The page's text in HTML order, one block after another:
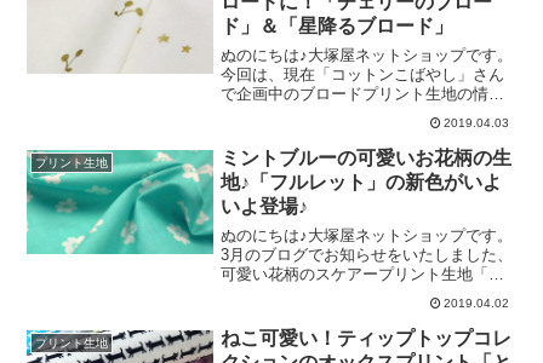
ク以外は、比較的濃いカラーです。左か
ら順に、「ブルーグレー」「グレー」
「マスタード」を並べました。花柄ブロ
ードプリント生地といえば「ポーチ」や
「巾着袋」などに最適ですが、今回の柄
は「襟つきメンズシャツ」などの作品が
想像できました。（特にグレーは、かっ
こいい仕上がりになりそうな気がしま
す）さりげないお洒落として、ポーチや
バッグなど袋物の「裏地」
ド」＆「星降るブロード」
ぬのにちは♪大塚屋ネットショップです。
今回は、現在「コットンこばやし」さん
で企画中のブロードプリント生地の情報
を、大公開いたします♪企画にあたり焦点
となりましたのが、ロングセラー「星降
る大人のダブルガーゼ」と、発売開始直
後より大ヒット中の「チェリーのダブル
ガーゼ」です。きっかけとなりましたの
は、Instagramで「チェリーのダブルガー
ゼ」をご紹介しました際に、コメント欄
にて「ブロード生地」のリクエストをい
ただいたことです。販売元の「コットン
こばやし」さんにそのお声をお伝えいた
しましたところ、この度「ブロード生
地」の生産が実現することになりました
♡そのカラーラインナップが、こちらで
2019.04.03
プリント生地
ミントブルーの可愛いお花柄の生
地♪「フルレット」の新色がいよ
いよ登場♪
ぬのにちは♪大塚屋ネットショップです。
3月のブログでお知らせをいたしました、
可愛い花柄のスケアープリント生地「フ
ルレット」の新色が入荷いたしました♡
シーチングやブロードよりもほんの少し
薄手の、スケアー生地にプリントをして
います。今回の新色も、お花の部分は
2019.04.02
プリント生地
ねこ可愛い！ティップトップコレ